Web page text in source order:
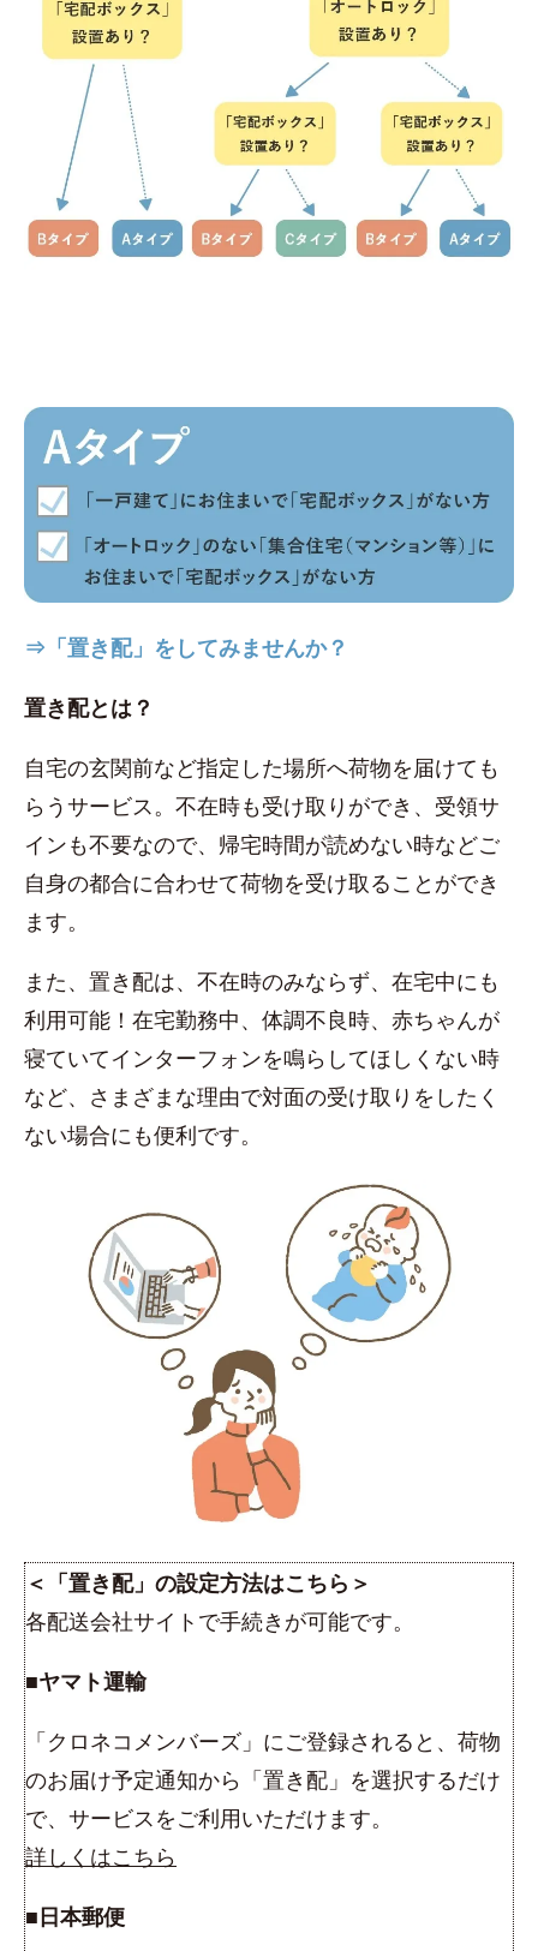
⇒「置き配」をしてみませんか？
置き配とは？
自宅の玄関前など指定した場所へ荷物を届けても
らうサービス。不在時も受け取りができ、受領サ
インも不要なので、帰宅時間が読めない時などご
自身の都合に合わせて荷物を受け取ることができ
ます。
また、置き配は、不在時のみならず、在宅中にも
利用可能！在宅勤務中、体調不良時、赤ちゃんが
寝ていてインターフォンを鳴らしてほしくない時
など、さまざまな理由で対面の受け取りをしたく
ない場合にも便利です。
＜「置き配」の設定方法はこちら＞
各配送会社サイトで手続きが可能です。
■ヤマト運輸
「クロネコメンバーズ」にご登録されると、荷物
のお届け予定通知から「置き配」を選択するだけ
で、サービスをご利用いただけます。
詳しくはこちら
■日本郵便